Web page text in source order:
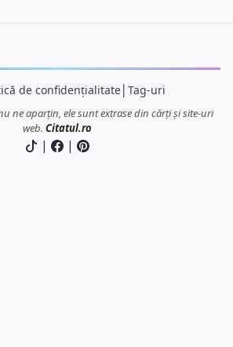
de confidențialitate│ Tag-uri
ne aparțin, ele sunt extrase din cărți și site-uri
web. Citatul.ro
| |